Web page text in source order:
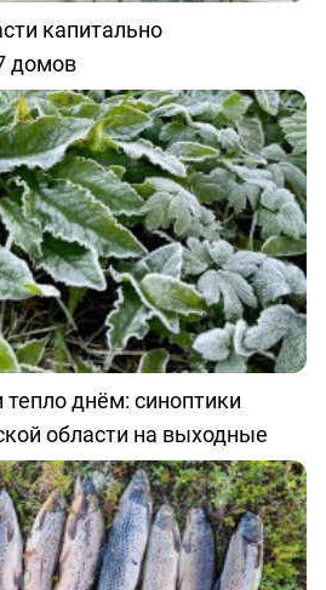
капитально
домов
днём: синоптики
области на выходные